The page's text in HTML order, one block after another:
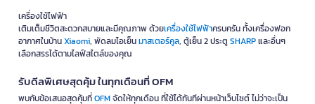
เครื่องใช้ไฟฟ้า
เติมเต็มชีวิตสะดวกสบายและมีคุณภาพ ด้วยเครื่องใช้ไฟฟ้าครบครัน ทั้งเครื่องฟอก
อากาศในบ้านXiaomi, พัดลมไอเย็นมาสเตอร์คูล, ตู้เย็น 2 ประตูSHARPและอื่นๆ
เลือกสรรได้ตามไลฟ์สไตล์ของคุณ
รับดีลพิเศษสุดคุ้ม ในทุกเดือนที่ OFM
พบกับข้อเสนอสุดคุ้มที่OFMจัดให้ทุกเดือน ที่ใช้ได้ทันทีผ่านหน้าเว็บไซต์ ไม่ว่าจะเป็น